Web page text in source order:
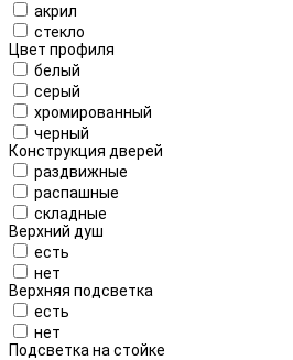
акрил
стекло
Цвет профиля
белый
серый
хромированный
черный
Конструкция дверей
раздвижные
распашные
складные
Верхний душ
есть
нет
Верхняя подсветка
есть
нет
Подсветка на стойке